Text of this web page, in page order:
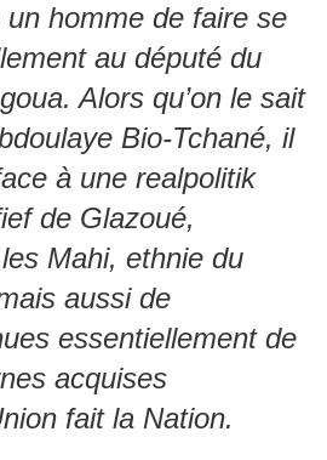
homme de faire se
au député du
Alors qu’on le sait
Bio-Tchané, il
à une realpolitik
de Glazoué,
Mahi, ethnie du
aussi de
essentiellement de
acquises
fait la Nation.